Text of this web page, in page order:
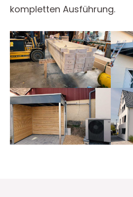
kompletten Ausführung.